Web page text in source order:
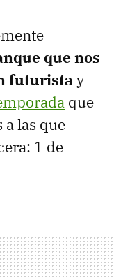
que nos
futurista y
que
las que
1 de